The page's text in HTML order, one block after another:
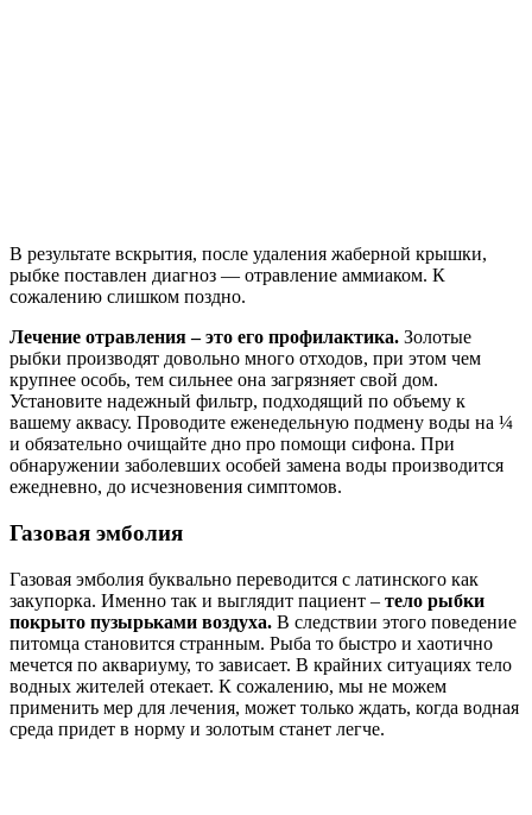
В результате вскрытия, после удаления жаберной крышки,
рыбке поставлен диагноз — отравление аммиаком. К
сожалению слишком поздно.
Лечение отравления – это его профилактика. Золотые
рыбки производят довольно много отходов, при этом чем
крупнее особь, тем сильнее она загрязняет свой дом.
Установите надежный фильтр, подходящий по объему к
вашему аквасу. Проводите еженедельную подмену воды на ¼
и обязательно очищайте дно про помощи сифона. При
обнаружении заболевших особей замена воды производится
ежедневно, до исчезновения симптомов.
Газовая эмболия
Газовая эмболия буквально переводится с латинского как
закупорка. Именно так и выглядит пациент – тело рыбки
покрыто пузырьками воздуха. В следствии этого поведение
питомца становится странным. Рыба то быстро и хаотично
мечется по аквариуму, то зависает. В крайних ситуациях тело
водных жителей отекает. К сожалению, мы не можем
применить мер для лечения, может только ждать, когда водная
среда придет в норму и золотым станет легче.